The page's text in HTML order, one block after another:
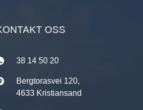
OSS
38 14 50 20
Bergtorasvei 120,
4633 Kristiansand